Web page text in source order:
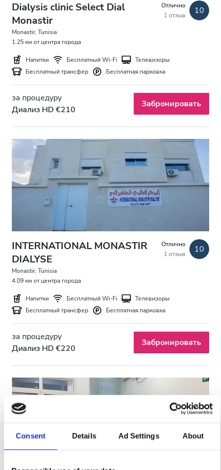
Consent Details Ad Settings About
Послеобеденное время
Вечер
Рейтинг
Хорошо
Очень хорошо
Отлично
Dialysis clinic Select Dial
Monastir
Monastir, Tunisia
1.25 км от центра города
Отлично
1 отзыв
10
Напитки Бесплатный Wi-Fi
Телевизоры
Бесплатный трансфер
Бесплатная парковка
за процедуру
Диализ HD €210
Забронировать
INTERNATIONAL MONASTIR
DIALYSE
Monastir, Tunisia
4.09 км от центра города
Отлично
1 отзыв
10
Напитки Бесплатный Wi-Fi
Телевизоры
Бесплатный трансфер
Бесплатная парковка
за процедуру
Диализ HD €220
Забронировать